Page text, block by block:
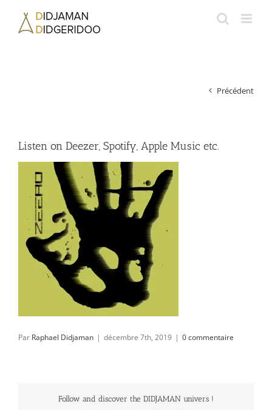
contenu
Précédent
Listen on Deezer, Spotify, Apple Music etc.
Par Raphael Didjaman | décembre 7th, 2019 | 0 commentaire
Follow and discover the DIDJAMAN univers !